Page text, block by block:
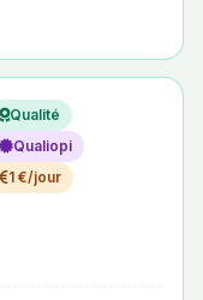
Qualité
Qualiopi
1 €/jour